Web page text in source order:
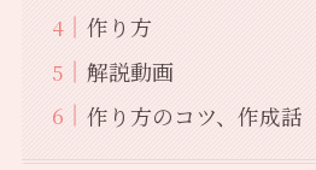
作り方
解説動画
作り方のコツ、作成話